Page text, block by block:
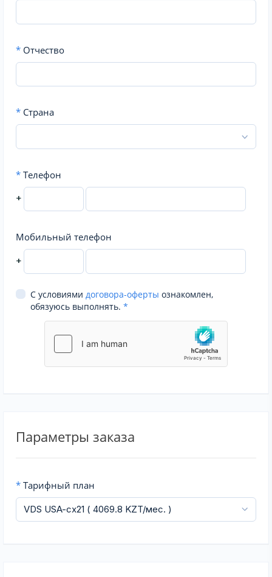
* Отчество
* Страна
* Телефон
+
Мобильный телефон
+
С условиями договора-оферты ознакомлен,
обязуюсь выполнять. *
Параметры заказа
* Тарифный план